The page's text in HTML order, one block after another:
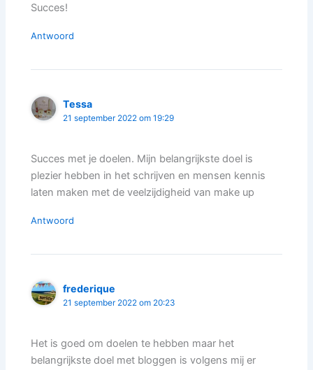
Succes!
Antwoord
Tessa
21 september 2022 om 19:29
Succes met je doelen. Mijn belangrijkste doel is
plezier hebben in het schrijven en mensen kennis
laten maken met de veelzijdigheid van make up
Antwoord
frederique
21 september 2022 om 20:23
Het is goed om doelen te hebben maar het
belangrijkste doel met bloggen is volgens mij er